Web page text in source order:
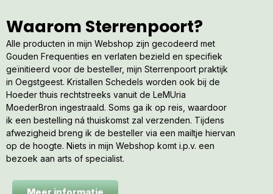
Waarom Sterrenpoort?
Alle producten in mijn Webshop zijn gecodeerd met
Gouden Frequenties en verlaten bezield en specifiek
geïnitieerd voor de besteller, mijn Sterrenpoort praktijk
in Oegstgeest. Kristallen Schedels worden ook bij de
Hoeder thuis rechtstreeks vanuit de LeMUria
MoederBron ingestraald. Soms ga ik op reis, waardoor
ik een bestelling ná thuiskomst zal verzenden. Tijdens
afwezigheid breng ik de besteller via een mailtje hiervan
op de hoogte. Niets in mijn Webshop komt i.p.v. een
bezoek aan arts of specialist.